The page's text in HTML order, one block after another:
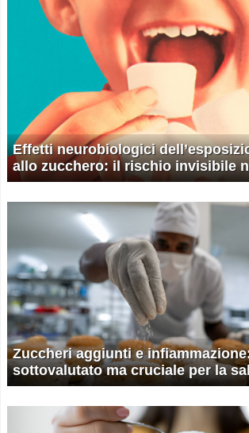
Effetti neurobiologici
allo zucchero: il rischio invisibile
Zuccheri aggiunti e
sottovalutato ma cruciale per la